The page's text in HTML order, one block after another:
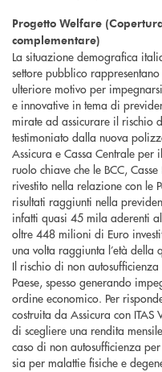
Progetto Welfare
complementare)
La situazione demografica
settore pubblico
ulteriore motivo per
e innovative in tema di
mirate ad assicurare il rischio
testimoniato dalla nuova
Assicura e Cassa Centrale per
ruolo chiave che le BCC,
rivestito nella relazione con le
risultati raggiunti nella
infatti quasi 45 mila aderenti
oltre 448 milioni di Euro
una volta raggiunta l’età della
Il rischio di non autosufficienza
Paese, spesso generando
ordine economico. Per
costruita da Assicura con
di scegliere una rendita
caso di non autosufficienza
sia per malattie fisiche e